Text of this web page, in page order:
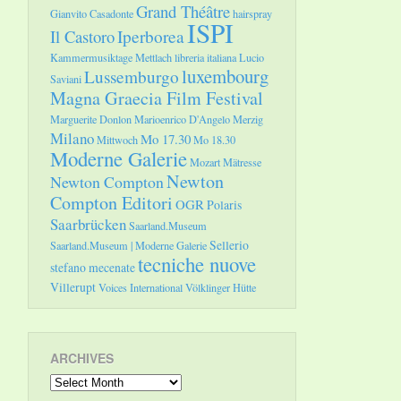
Gianvito CasadonteGrand Théâtrehairspray
Il CastoroIperboreaISPI
Kammermusiktage Mettlachlibreria italianaLucio
SavianiLussemburgoluxembourg
Magna Graecia Film Festival
Marguerite DonlonMarioenrico D'AngeloMerzig
MilanoMittwochMo 17.30Mo 18.30
Moderne GalerieMozartMätresse
Newton ComptonNewton
Compton Editori OGRPolaris
SaarbrückenSaarland.Museum
Saarland.Museum | Moderne GalerieSellerio
stefano mecenatetecniche nuove
VilleruptVoices InternationalVölklinger Hütte
ARCHIVES
Archives